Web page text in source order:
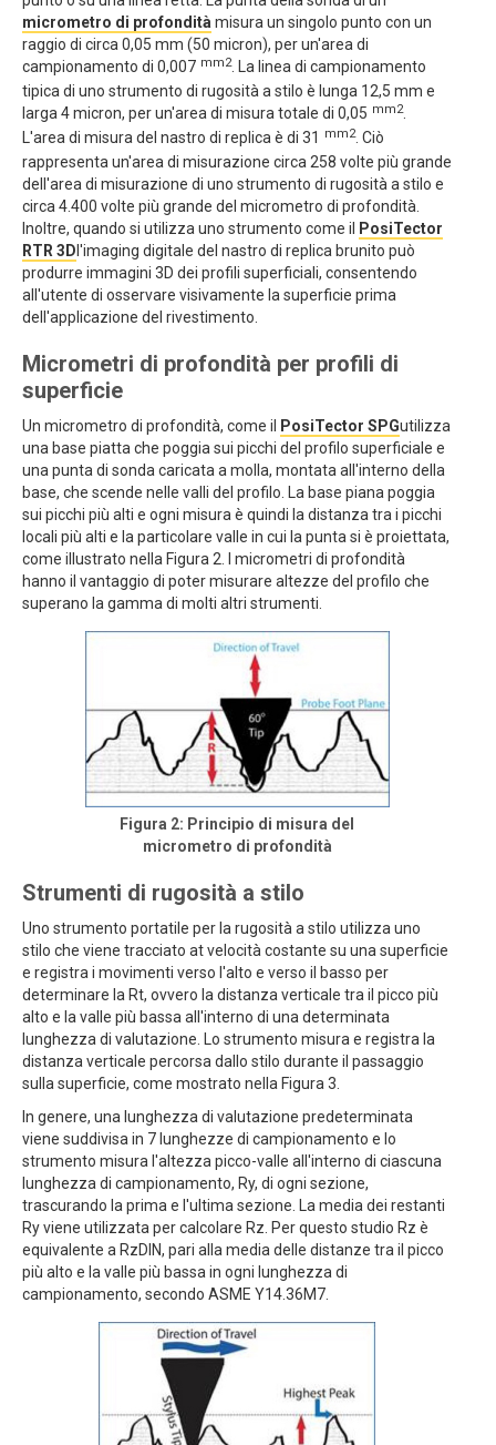
micrometro di profondità misura un singolo punto con un
raggio di circa 0,05 mm (50 micron), per un'area di
campionamento di 0,007 mm2. La linea di campionamento
tipica di uno strumento di rugosità a stilo è lunga 12,5 mm e
larga 4 micron, per un'area di misura totale di 0,05 mm2.
L'area di misura del nastro di replica è di 31
mm2. Ciò
rappresenta un'area di misurazione circa 258 volte più grande
dell'area di misurazione di uno strumento di rugosità a stilo e
circa 4.400 volte più grande del micrometro di profondità.
Inoltre, quando si utilizza uno strumento come il
PosiTector
RTR 3D l'imaging digitale del nastro di replica brunito può
produrre immagini 3D dei profili superficiali, consentendo
all'utente di osservare visivamente la superficie prima
dell'applicazione del rivestimento.
Micrometri di profondità per profili di
superficie
Un micrometro di profondità, come il PosiTector SPGutilizza
una base piatta che poggia sui picchi del profilo superficiale e
una punta di sonda caricata a molla, montata all'interno della
base, che scende nelle valli del profilo. La base piana poggia
sui picchi più alti e ogni misura è quindi la distanza tra i picchi
locali più alti e la particolare valle in cui la punta si è proiettata,
come illustrato nella Figura 2. I micrometri di profondità
hanno il vantaggio di poter misurare altezze del profilo che
superano la gamma di molti altri strumenti.
Figura 2: Principio di misura del
micrometro di profondità
Strumenti di rugosità a stilo
Uno strumento portatile per la rugosità a stilo utilizza uno
stilo che viene tracciato at velocità costante su una superficie
e registra i movimenti verso l'alto e verso il basso per
determinare la Rt, ovvero la distanza verticale tra il picco più
alto e la valle più bassa all'interno di una determinata
lunghezza di valutazione. Lo strumento misura e registra la
distanza verticale percorsa dallo stilo durante il passaggio
sulla superficie, come mostrato nella Figura 3.
In genere, una lunghezza di valutazione predeterminata
viene suddivisa in 7 lunghezze di campionamento e lo
strumento misura l'altezza picco-valle all'interno di ciascuna
lunghezza di campionamento, Ry, di ogni sezione,
trascurando la prima e l'ultima sezione. La media dei restanti
Ry viene utilizzata per calcolare Rz. Per questo studio Rz è
equivalente a RzDIN, pari alla media delle distanze tra il picco
più alto e la valle più bassa in ogni lunghezza di
campionamento, secondo ASME Y14.36M7.